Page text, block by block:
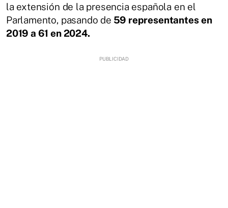
la extensión de la presencia española en el
Parlamento, pasando de 59 representantes en
2019 a 61 en 2024.